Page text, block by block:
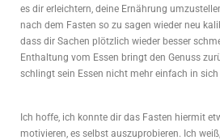
es dir erleichtern, deine Ernährung
nach dem Fasten so zu sagen wieder neu
dass dir Sachen plötzlich wieder besser
Enthaltung vom Essen bringt den Genuss
schlingt sein Essen nicht mehr einfach in sich
Ich hoffe, ich konnte dir das Fasten hiermit
motivieren, es selbst auszuprobieren. Ich